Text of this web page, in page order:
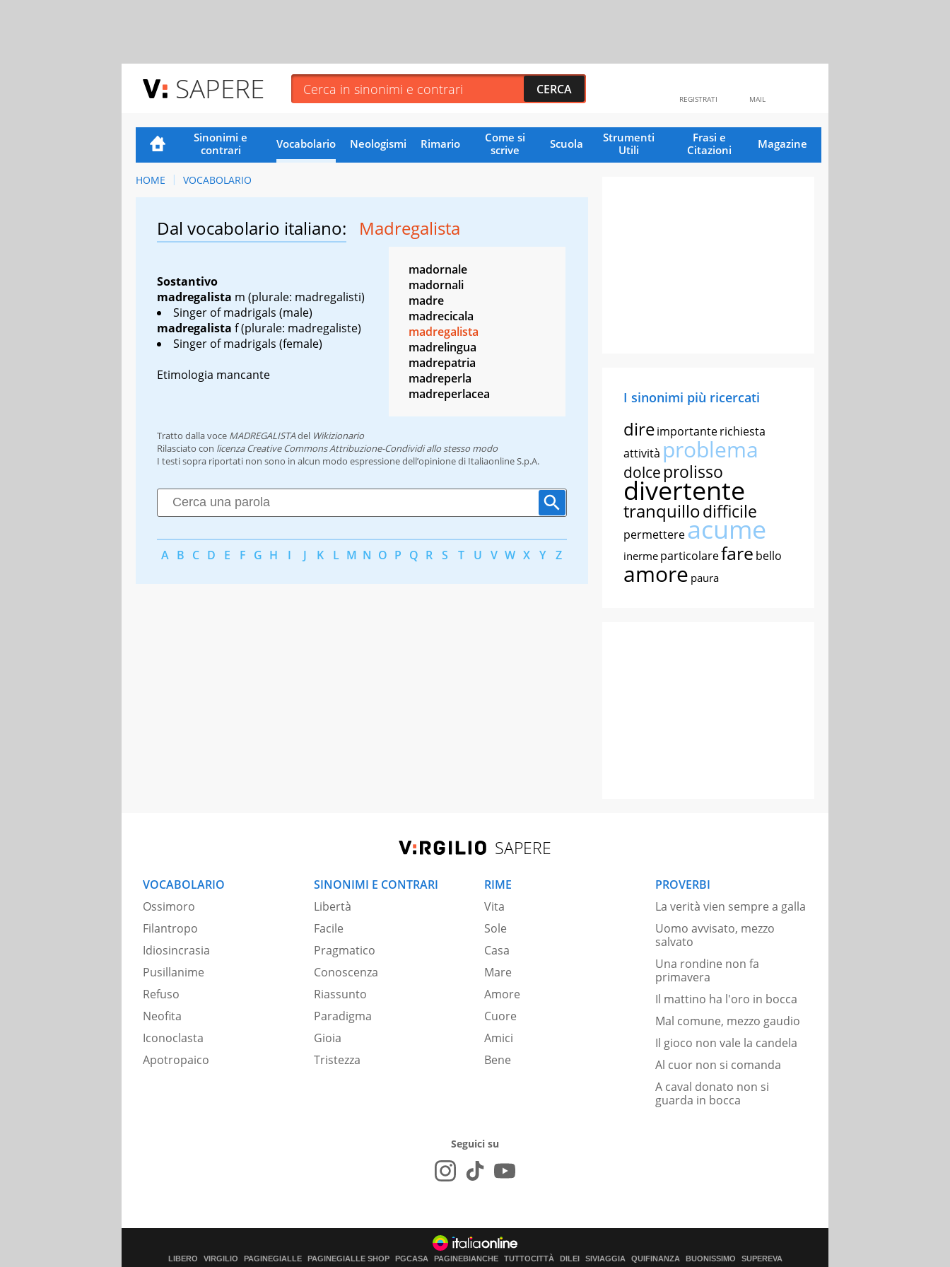
SAPERE MAIL
REGISTRATI
Sinonimi e
contrari
Vocabolario Neologismi Rimario
Come si
scrive
Scuola
Strumenti
Utili
Frasi e
Citazioni
Magazine
HOME VOCABOLARIO
Dal vocabolario italiano: Madregalista
Sostantivo
madregalista m (plurale: madregalisti)
Singer of madrigals (male)
madregalista f(plurale: madregaliste)
Singer of madrigals (female)
Etimologia mancante
madornale
madornali
madre
madrecicala
madregalista
madrelingua
madrepatria
madreperla
madreperlacea
Tratto dalla voce MADREGALISTAdel Wikizionario
Rilasciato con licenza Creative Commons Attribuzione-Condividi allo stesso modo
I testi sopra riportati non sono in alcun modo espressione dell’opinione di Italiaonline S.p.A.
A B C D E F G H I J K L M N O P Q R S T U V W X Y Z
I sinonimi più ricercati
direimportanterichiesta
attività problema
dolce prolisso
divertente
tranquillodifficile
permettereacume
inerme particolarefare bello
amore paura
SAPERE
VOCABOLARIO
Ossimoro
Filantropo
Idiosincrasia
Pusillanime
Refuso
Neofita
Iconoclasta
Apotropaico
SINONIMI E CONTRARI
Libertà
Facile
Pragmatico
Conoscenza
Riassunto
Paradigma
Gioia
Tristezza
RIME
Vita
Sole
Casa
Mare
Amore
Cuore
Amici
Bene
PROVERBI
La verità vien sempre a galla
Uomo avvisato, mezzo
salvato
Una rondine non fa
primavera
Il mattino ha l'oro in bocca
Mal comune, mezzo gaudio
Il gioco non vale la candela
Al cuor non si comanda
A caval donato non si
guarda in bocca
Seguici su
LIBERO VIRGILIO PAGINEGIALLE PAGINEGIALLE SHOP PGCASA PAGINEBIANCHE TUTTOCITTÀ DILEI SIVIAGGIA QUIFINANZA BUONISSIMO SUPEREVA